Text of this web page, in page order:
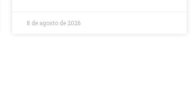
8 de agosto de 2026